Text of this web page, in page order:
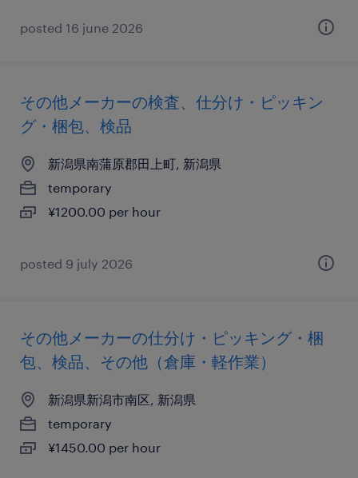
posted 16 june 2026
その他メーカーの検査、仕分け・ピッキン
グ・梱包、検品
新潟県南蒲原郡田上町, 新潟県
temporary
¥1200.00 per hour
posted 9 july 2026
その他メーカーの仕分け・ピッキング・梱
包、検品、その他（倉庫・軽作業）
新潟県新潟市南区, 新潟県
temporary
¥1450.00 per hour